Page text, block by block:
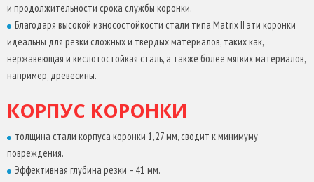
наилучшую центричность, особенно на больших диаметрах.
и продолжительности срока службы коронки.
Благодаря высокой износостойкости стали типа Matrix II эти коронки
идеальны для резки сложных и твердых материалов, таких как,
нержавеющая и кислотостойкая сталь, а также более мягких материалов,
например, древесины.
КОРПУС КОРОНКИ
толщина стали корпуса коронки 1,27 мм, сводит к минимуму
повреждения.
Эффективная глубина резки – 41 мм.